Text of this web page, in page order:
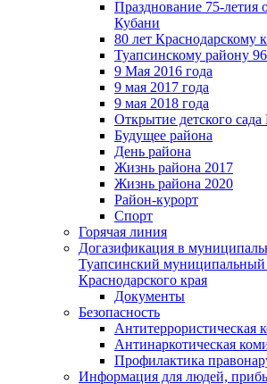
Празднование 75-летия
Кубани
80 лет Краснодарскому
Туапсинскому району
9 Мая 2016 года
9 мая 2017 года
9 мая 2018 года
Открытие детского
Будущее района
День района
Жизнь района 2017
Жизнь района 2020
Район-курорт
Спорт
Горячая линия
Догазификация в
Туапсинский муниципальный
Краснодарского края
Документы
Безопасность
Антитеррористическая
Антинаркотическая
Профилактика
Информация для людей,